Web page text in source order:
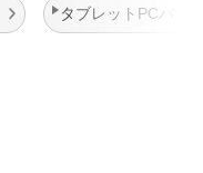
タブレットPCバッ